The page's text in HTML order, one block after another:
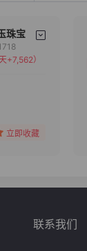
珠宝
+7,562）
立即收藏
联系我们